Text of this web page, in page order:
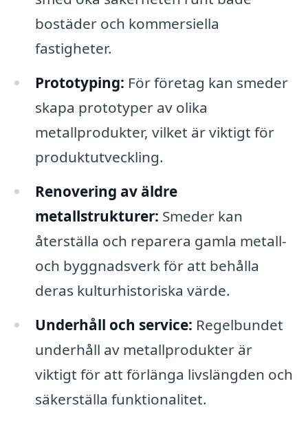
bostäder och kommersiella
fastigheter.
Prototyping: För företag kan smeder
skapa prototyper av olika
metallprodukter, vilket är viktigt för
produktutveckling.
Renovering av äldre
metallstrukturer: Smeder kan
återställa och reparera gamla metall-
och byggnadsverk för att behålla
deras kulturhistoriska värde.
Underhåll och service: Regelbundet
underhåll av metallprodukter är
viktigt för att förlänga livslängden och
säkerställa funktionalitet.